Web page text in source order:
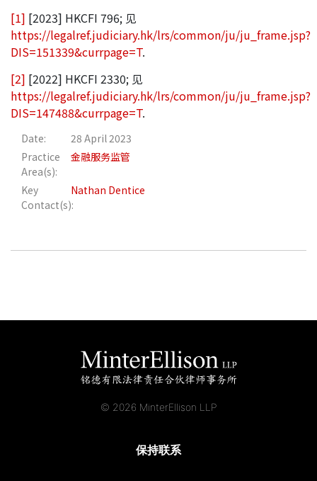
[1] [2023] HKCFI 796; 见
https://legalref.judiciary.hk/lrs/common/ju/ju_frame.jsp?
DIS=151339&currpage=T.
[2] [2022] HKCFI 2330; 见
https://legalref.judiciary.hk/lrs/common/ju/ju_frame.jsp?
DIS=147488&currpage=T.
Date:
28 April 2023
Practice
Area(s):
金融服务监管
Key
Contact(s):
Nathan Dentice
© 2026 MinterEllison LLP
保持联系